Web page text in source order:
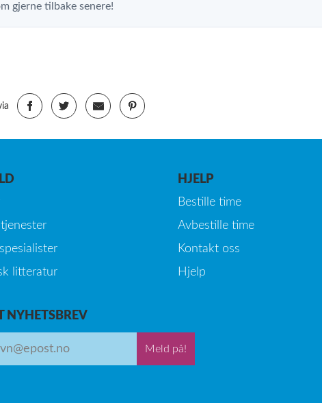
gjerne tilbake senere!
litteratur
HJELP
Bestille time
Avbestille time
Kontakt oss
Hjelp
NYHETSBREV
Meld på!